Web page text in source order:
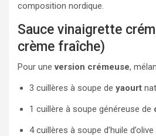
composition nordique.
Sauce vinaigrette
crème fraîche)
Pour uneversion crémeuse,
3 cuillères à soupe de yaourt
1 cuillère à soupe généreuse de
4 cuillères à soupe d’huile